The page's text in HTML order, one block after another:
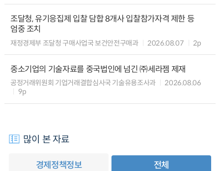
조달청, 유기응집제 입찰 담합 8개사 입찰참가자격 제한 등
엄중 조치
재정경제부 조달청 구매사업국 보건안전구매과 2026.08.07 2p
중소기업의 기술자료를 중국법인에 넘긴 ㈜세라젬 제재
공정거래위원회 기업거래결합심사국 기술유용조사과
2026.08.06
9p
많이 본 자료
경제정책정보 전체